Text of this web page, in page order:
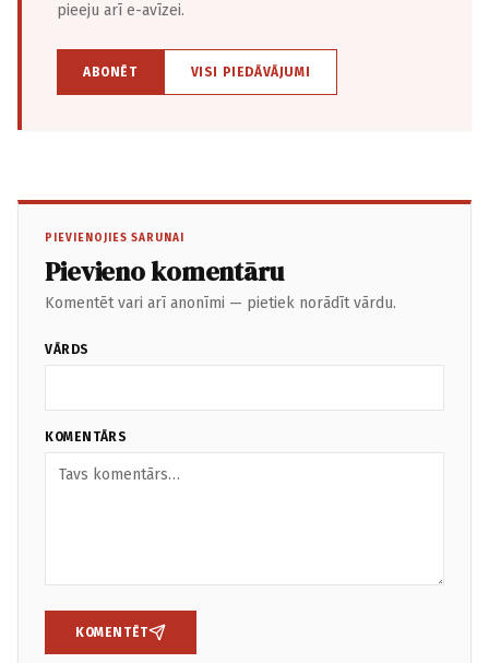
pieeju arī e-avīzei.
ABONĒT VISI PIEDĀVĀJUMI
PIEVIENOJIES SARUNAI
Pievieno komentāru
Komentēt vari arī anonīmi — pietiek norādīt vārdu.
VĀRDS
KOMENTĀRS
KOMENTĒT